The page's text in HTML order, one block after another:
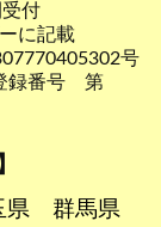
付
に記載
号
録番号 第
県
群馬県